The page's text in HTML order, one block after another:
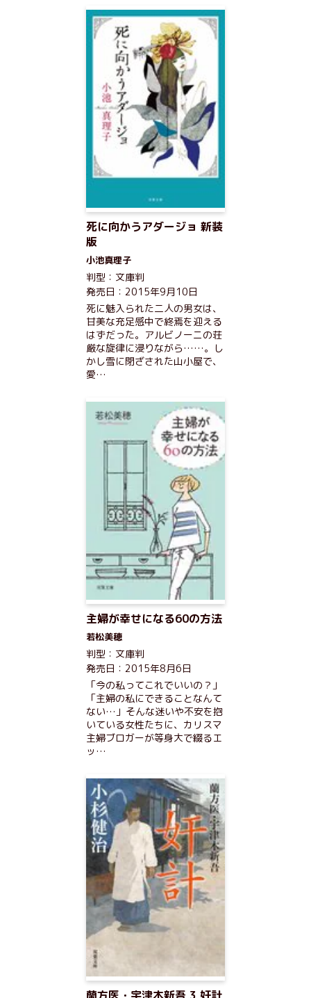
死に向かうアダージョ 新装
版
小池真理子
判型：文庫判
発売日：2015年9月10日
死に魅入られた二人の男女は、
甘美な充足感中で終焉を迎える
はずだった。アルビノーニの荘
厳な旋律に浸りながら……。し
かし雪に閉ざされた山小屋で、
愛…
主婦が幸せになる60の方法
若松美穂
判型：文庫判
発売日：2015年8月6日
「今の私ってこれでいいの？」
「主婦の私にできることなんて
ない…」そんな迷いや不安を抱
いている女性たちに、カリスマ
主婦ブロガーが等身大で綴るエ
ッ…